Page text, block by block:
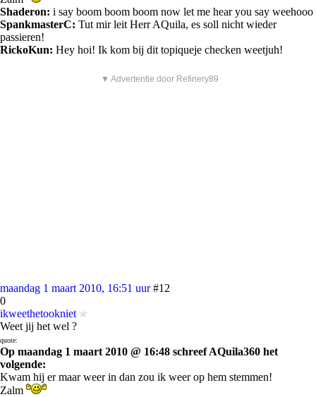
Shaderon: i say boom boom boom now let me hear you say weehooo
SpankmasterC: Tut mir leit Herr AQuila, es soll nicht wieder
passieren!
RickoKun: Hey hoi! Ik kom bij dit topiqueje checken weetjuh!
▼ Advertentie door Refinery89
maandag 1 maart 2010, 16:51 uur #12
0
ikweethetookniet
Weet jij het wel ?
quote:
Op maandag 1 maart 2010 @ 16:48 schreef AQuila360 het
volgende:
Kwam hij er maar weer in dan zou ik weer op hem stemmen!
Zalm